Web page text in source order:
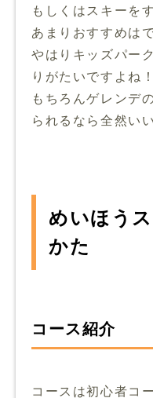
もしくはスキーを
あまりおすすめは
やはりキッズパー
りがたいですよね！
もちろんゲレンデ
られるなら全然い
めいほう
かた
コース紹介
コースは初心者コ